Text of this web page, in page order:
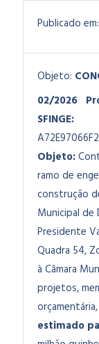
Publicado em:
Objeto:
02/2026
SFINGE:
Objeto:
ramo de
construção
Municipal de
Presidente
Quadra 54,
à Câmara
projetos,
estimado